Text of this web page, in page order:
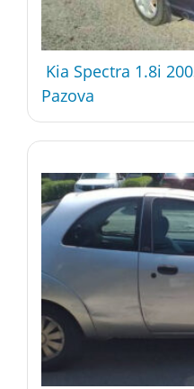
Kia Spectra 1.8i
Pazova